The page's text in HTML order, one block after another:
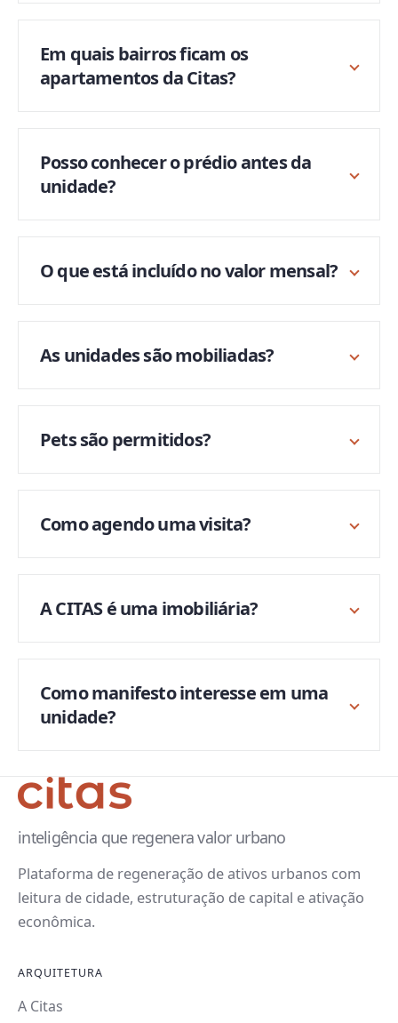
Em quais bairros ficam os
apartamentos da Citas?
Posso conhecer o prédio antes da
unidade?
O que está incluído no valor mensal?
As unidades são mobiliadas?
Pets são permitidos?
Como agendo uma visita?
A CITAS é uma imobiliária?
Como manifesto interesse em uma
unidade?
inteligência que regenera valor urbano
Plataforma de regeneração de ativos urbanos com
leitura de cidade, estruturação de capital e ativação
econômica.
ARQUITETURA
A Citas